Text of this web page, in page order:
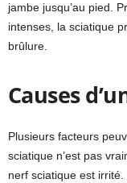
jambe jusqu’au pied.
intenses, la sciatique
brûlure.
Causes
Plusieurs facteurs
sciatique n’est pas
nerf sciatique est